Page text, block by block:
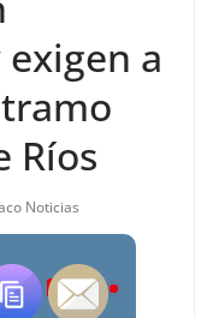
a
Ríos
Noticias
Radio Chapaco Noticias Las 24 horas en vivo LIVE